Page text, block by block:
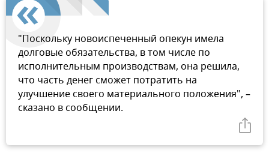
"Поскольку новоиспеченный опекун имела
долговые обязательства, в том числе по
исполнительным производствам, она решила,
что часть денег сможет потратить на
улучшение своего материального положения", –
сказано в сообщении.